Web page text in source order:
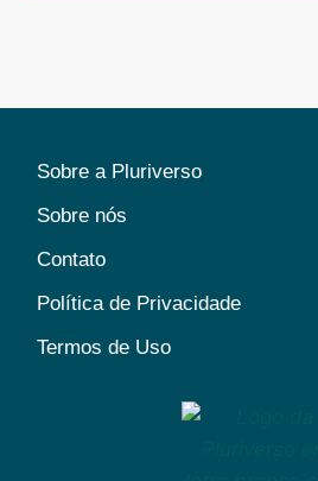
Sobre a Pluriverso
Sobre nós
Contato
Política de Privacidade
Termos de Uso